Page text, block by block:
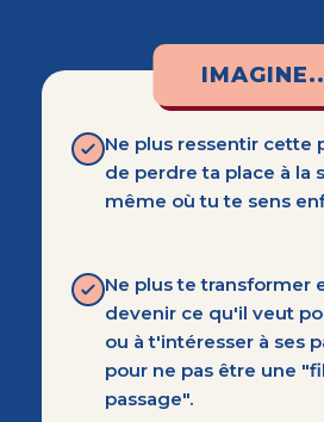
Ne plus ressentir cette
de perdre ta place à la
même où tu te sens
Ne plus te transformer
devenir ce qu'il veut
ou à t'intéresser à ses
pour ne pas être une
passage".